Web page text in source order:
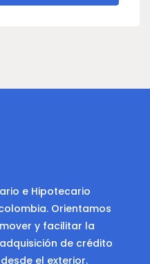
e Hipotecario
Orientamos
y facilitar la
de crédito
el exterior.